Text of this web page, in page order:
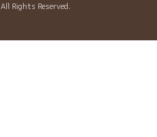
All Rights Reserved.